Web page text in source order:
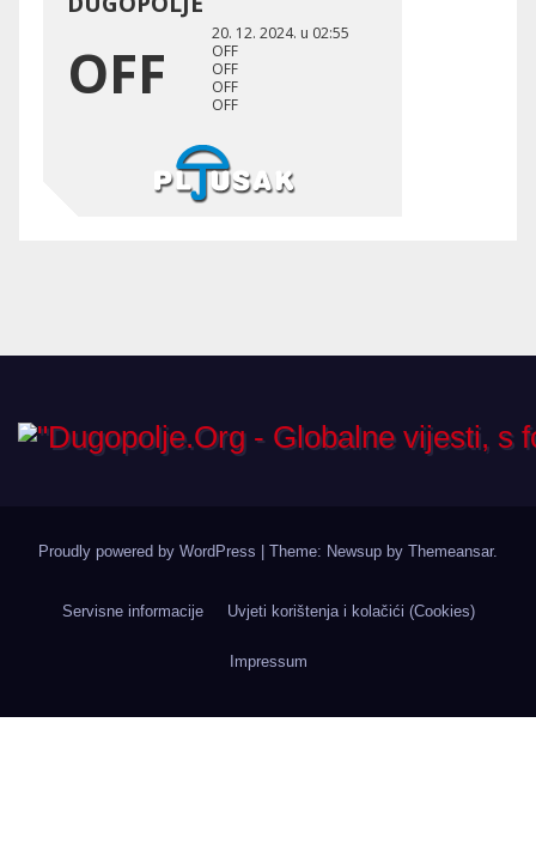
Proudly powered by WordPress Theme: Newsup by Themeansar.
Servisne informacije Uvjeti korištenja i kolačići (Cookies)
Impressum